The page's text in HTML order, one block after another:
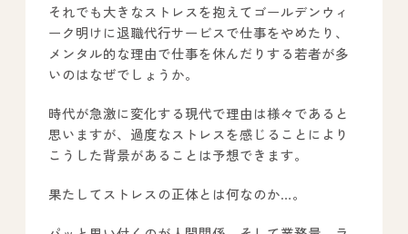
－ オールピース遠賀事業所
－ オールピース東郷事業所
スタッフブログ
－ 宗像事業所のブログ
それでも大きなストレスを抱えてゴールデンウィ
ーク明けに退職代行サービスで仕事をやめたり、
メンタル的な理由で仕事を休んだりする若者が多
いのはなぜでしょうか。
時代が急激に変化する現代で理由は様々であると
思いますが、過度なストレスを感じることにより
こうした背景があることは予想できます。
果たしてストレスの正体とは何なのか…。